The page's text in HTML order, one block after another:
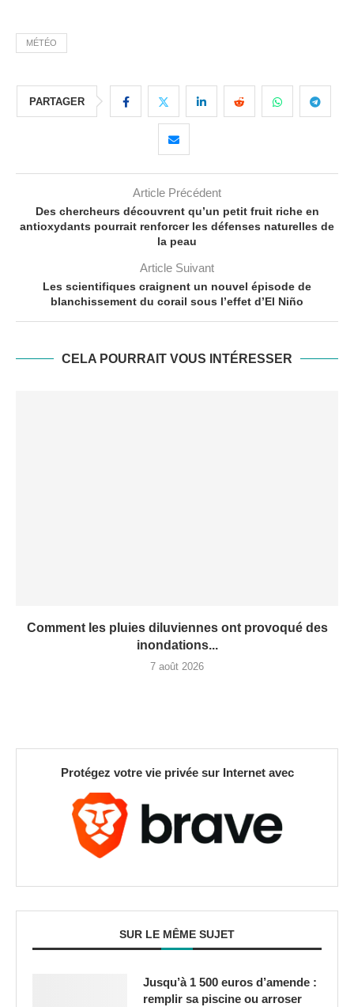
MÉTÉO
PARTAGER
Article Précédent
Des chercheurs découvrent qu’un petit fruit riche en
antioxydants pourrait renforcer les défenses naturelles de
la peau
Article Suivant
Les scientifiques craignent un nouvel épisode de
blanchissement du corail sous l’effet d’El Niño
CELA POURRAIT VOUS INTÉRESSER
Comment les pluies diluviennes ont provoqué des
inondations...
7 août 2026
Protégez votre vie privée sur Internet avec
SUR LE MÊME SUJET
Jusqu’à 1 500 euros d’amende :
remplir sa piscine ou arroser